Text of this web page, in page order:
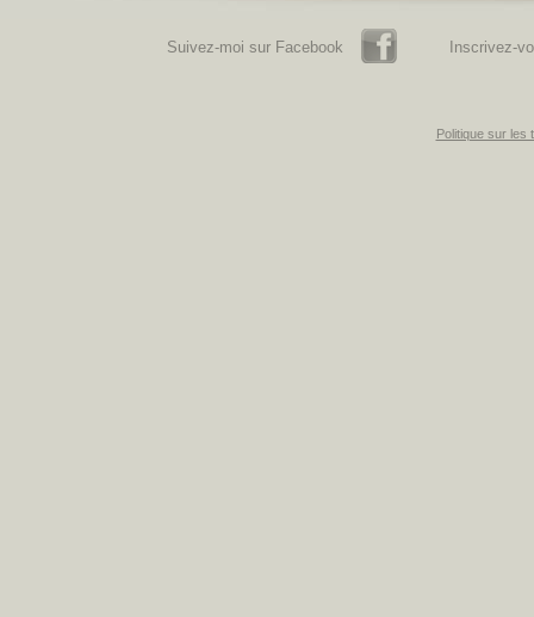
Suivez-moi sur Facebook Inscrivez-
Politique sur les